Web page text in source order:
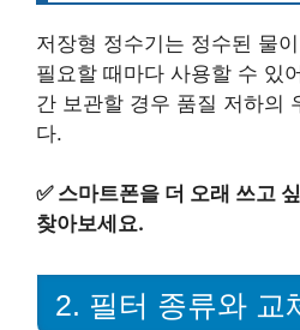
저장형 정수기는 정수된 물
필요할 때마다 사용할 수 있
간 보관할 경우 품질 저하의
다.
✅ 스마트폰을 더 오래 쓰고
찾아보세요.
2. 필터 종류와 교